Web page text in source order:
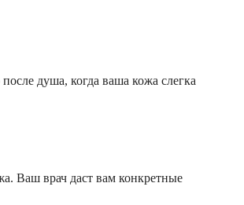
душа, когда ваша кожа слегка
Ваш врач даст вам конкретные